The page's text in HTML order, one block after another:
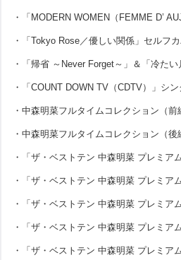
・「MODERN WOMEN（FEMME D’
・「Tokyo Rose／優しい関係」セルフ
・「帰省 ～Never Forget～」＆「冷た
・「COUNT DOWN TV（CDTV）」シ
・中森明菜フルタイムコレクション（前
・中森明菜フルタイムコレクション（後
・「ザ・ベストテン 中森明菜 プレミア
・「ザ・ベストテン 中森明菜 プレミア
・「ザ・ベストテン 中森明菜 プレミア
・「ザ・ベストテン 中森明菜 プレミア
・「ザ・ベストテン 中森明菜 プレミア